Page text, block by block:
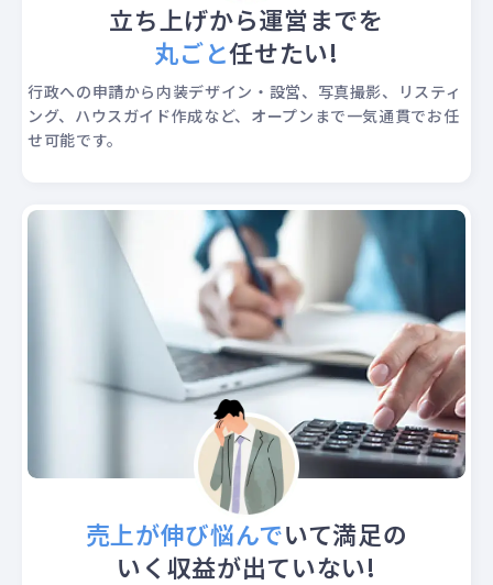
立ち上げから運営までを
丸ごと任せたい!
行政への申請から内装デザイン・設営、写真撮影、リスティ
ング、ハウスガイド作成など、オープンまで一気通貫でお任
せ可能です。
売上が伸び悩んでいて満足の
いく収益が出ていない!